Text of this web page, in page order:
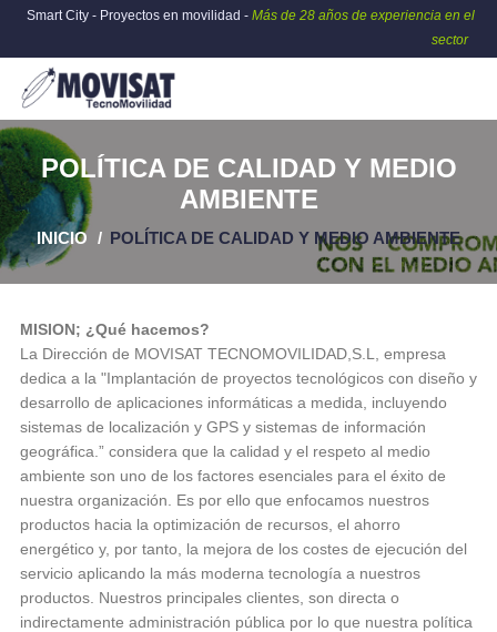
Smart City - Proyectos en movilidad - Más de 28 años de experiencia en el
sector
POLÍTICA DE CALIDAD Y MEDIO
AMBIENTE
INICIO POLÍTICA DE CALIDAD Y MEDIO AMBIENTE
MISION; ¿Qué hacemos?
La Dirección de MOVISAT TECNOMOVILIDAD,S.L, empresa
dedica a la "Implantación de proyectos tecnológicos con diseño y
desarrollo de aplicaciones informáticas a medida, incluyendo
sistemas de localización y GPS y sistemas de información
geográfica.” considera que la calidad y el respeto al medio
ambiente son uno de los factores esenciales para el éxito de
nuestra organización. Es por ello que enfocamos nuestros
productos hacia la optimización de recursos, el ahorro
energético y, por tanto, la mejora de los costes de ejecución del
servicio aplicando la más moderna tecnología a nuestros
productos. Nuestros principales clientes, son directa o
indirectamente administración pública por lo que nuestra política